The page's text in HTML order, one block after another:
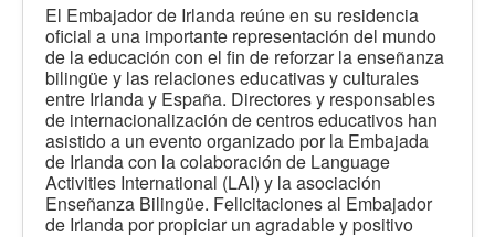
El Embajador de Irlanda reúne en su residencia
oficial a una importante representación del mundo
de la educación con el fin de reforzar la enseñanza
bilingüe y las relaciones educativas y culturales
entre Irlanda y España. Directores y responsables
de internacionalización de centros educativos han
asistido a un evento organizado por la Embajada
de Irlanda con la colaboración de Language
Activities International (LAI) y la asociación
Enseñanza Bilingüe. Felicitaciones al Embajador
de Irlanda por propiciar un agradable y positivo